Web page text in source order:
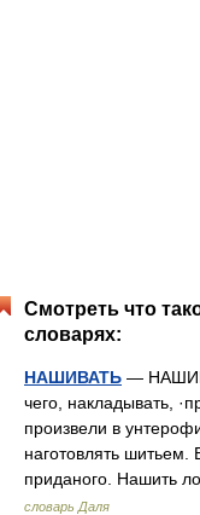
Смотреть что
словарях:
НАШИВАТЬ —
чего, накладывать,
произвели в
наготовлять
приданого. Нашить
словарь Даля